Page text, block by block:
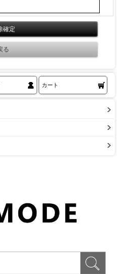
カート